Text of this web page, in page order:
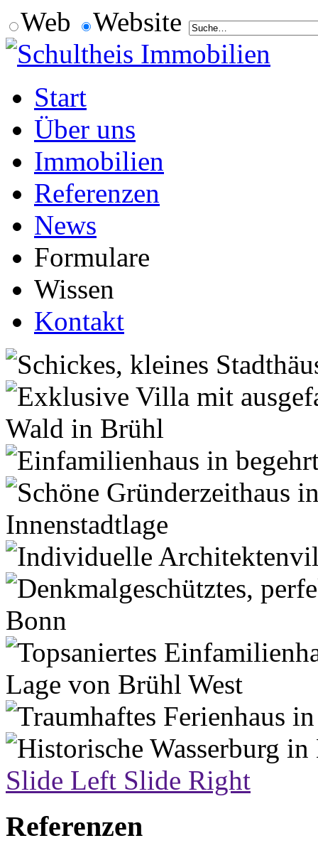
Web Website
Start
Über uns
Immobilien
Referenzen
News
Formulare
Wissen
Kontakt
Slide Left Slide Right
Referenzen